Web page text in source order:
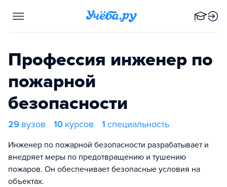
Профессия инженер по
пожарной
безопасности
29 вузов 10 курсов 1 специальность
Инженер по пожарной безопасности разрабатывает и
внедряет меры по предотвращению и тушению
пожаров. Он обеспечивает безопасные условия на
объектах.